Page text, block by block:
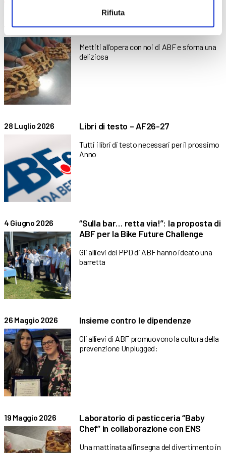
Rifiuta
7 Novembre 2022 I biscotti dei Mini stage
Mettiti all’opera con noi di ABF e sforna una
deliziosa
28 Luglio 2026 Libri di testo – AF26-27
Tutti i libri di testo necessari per il prossimo
Anno
4 Giugno 2026
“Sulla bar… retta via!”: la proposta di
ABF per la Bike Future Challenge
Gli allievi del PPD di ABF hanno ideato una
barretta
26 Maggio 2026 Insieme contro le dipendenze
Gli allievi di ABF promuovono la cultura della
prevenzione Unplugged:
19 Maggio 2026
Laboratorio di pasticceria “Baby
Chef” in collaborazione con ENS
Una mattinata all’insegna del divertimento in